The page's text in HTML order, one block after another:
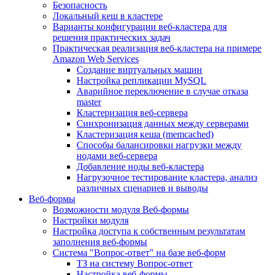
Безопасность
Локальный кеш в кластере
Варианты конфигурации веб-кластера для
решения практических задач
Практическая реализация веб-кластера на примере
Amazon Web Services
Создание виртуальных машин
Настройка репликации MySQL
Аварийное переключение в случае отказа
master
Кластеризация веб-сервера
Синхронизация данных между серверами
Кластеризация кеша (memcached)
Способы балансировки нагрузки между
нодами веб-сервера
Добавление ноды веб-кластера
Нагрузочное тестирование кластера, анализ
различных сценариев и выводы
Веб-формы
Возможности модуля Веб-формы
Настройки модуля
Настройка доступа к собственным результатам
заполнения веб-формы
Система "Вопрос-ответ" на базе веб-форм
ТЗ на систему Вопрос-ответ